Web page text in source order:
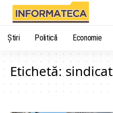
Știri Politică Economie
Etichetă:sindicat